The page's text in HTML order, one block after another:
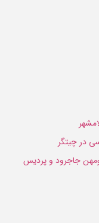
در چیتگر
جاجرود و پردیس